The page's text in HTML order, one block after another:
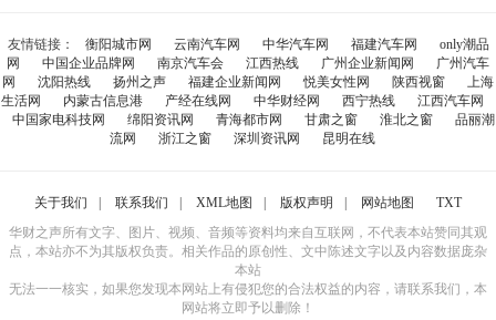
友情链接： 衡阳城市网 云南汽车网 中华汽车网 福建汽车网
only潮品
网
中国企业品牌网 南京汽车会 江西热线 广州企业新闻网
广州汽车
网
沈阳热线 扬州之声 福建企业新闻网 悦美女性网 陕西视窗
上海
生活网
内蒙古信息港 产经在线网 中华财经网 西宁热线
江西汽车网
中国家电科技网
绵阳资讯网 青海都市网 甘肃之窗 淮北之窗
品丽潮
流网
浙江之窗 深圳资讯网 昆明在线
关于我们 联系我们 XML地图 版权声明 网站地图
TXT
华财之声所有文字、图片、视频、音频等资料均来自互联网，不代表本站赞同其观
点，本站亦不为其版权负责。相关作品的原创性、文中陈述文字以及内容数据庞杂
本站
无法一一核实，如果您发现本网站上有侵犯您的合法权益的内容，请联系我们，本
网站将立即予以删除！